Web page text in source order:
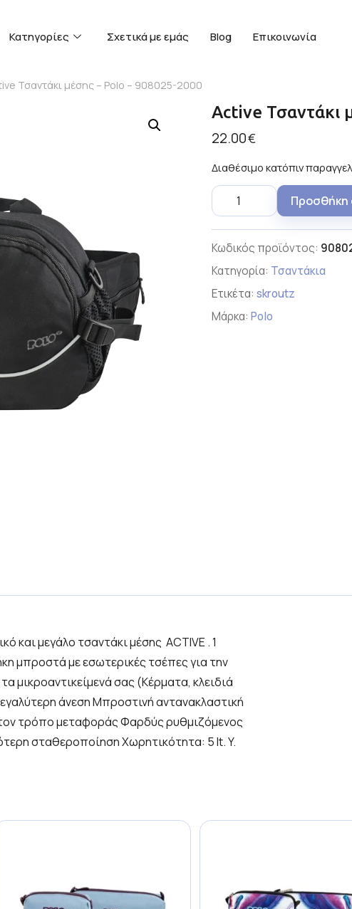
Κατηγορίες Σχετικά με εμάς Blog Επικοινωνία
Τσαντάκι μέσης – Polo – 908025-2000
Active Τσαντάκι
22.00€
Διαθέσιμο κατόπιν
Προσθήκη
Κωδικός προϊόντος:
Κατηγορία: Τσαντάκια
Ετικέτα: skroutz
Μάρκα: Polo
και μεγάλο τσαντάκι μέσης ACTIVE . 1
μπροστά με εσωτερικές τσέπες για την
μικροαντικείμενά σας (Κέρματα, κλειδιά
άνεση Μπροστινή αντανακλαστική
τρόπο μεταφοράς Φαρδύς ρυθμιζόμενος
σταθεροποίηση Χωρητικότητα: 5 lt. Y.